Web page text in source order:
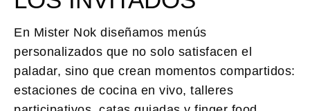
En Mister Nok diseñamos menús
personalizados que no solo satisfacen el
paladar, sino que crean momentos compartidos:
estaciones de cocina en vivo, talleres